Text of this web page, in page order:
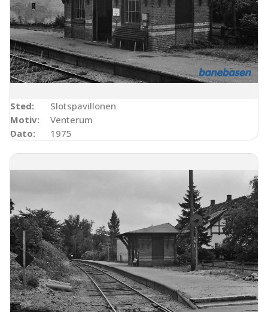
Sted:
Slotspavillonen
Motiv:
Venterum
Dato:
1975